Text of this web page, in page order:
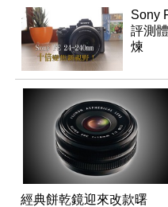
Sony
評測
煉
經典餅乾鏡迎來改款曙